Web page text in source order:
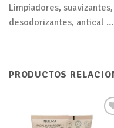
Limpiadores,
desodorizantes, antical
PRODUCTOS